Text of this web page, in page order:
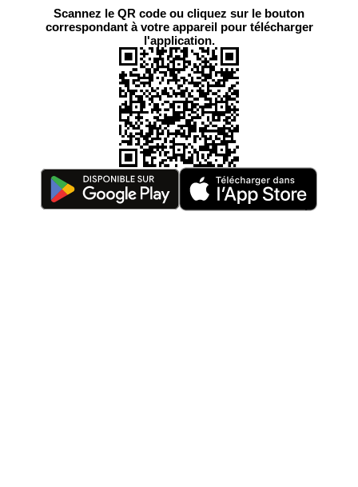
Scannez le QR code ou cliquez sur le bouton
correspondant à votre appareil pour télécharger
l'application.